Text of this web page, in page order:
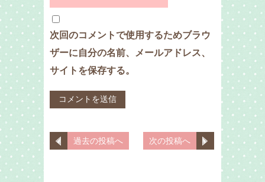
次回のコメントで使用するためブラウ
ザーに自分の名前、メールアドレス、
サイトを保存する。
過去の投稿へ 次の投稿へ